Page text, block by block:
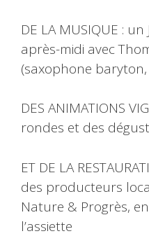
DE LA MUSIQUE :
après-midi avec
(saxophone
DES ANIMATIONS
rondes et des
ET DE LA
des producteurs
Nature & Progrès,
l’assiette